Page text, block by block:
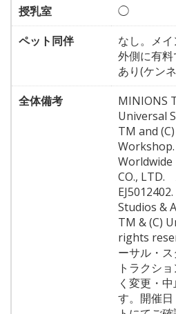
授乳室
◯
ペット同伴
なし。メ
外側に有
あり(ケン
全体備考
MINIONS
Universal
TM and
Workshop.
Worldwide
CO., LTD.
Studios &
TM & (C)
rights
ーサル・
トラクシ
く変更・
す。開催日